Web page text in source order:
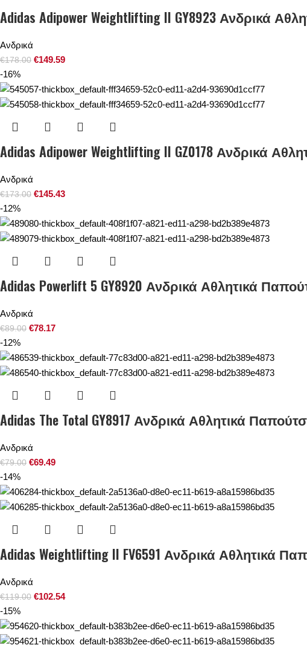
Adidas Adipower Weightlifting II GY8923 Ανδρικά
Ανδρικά
€178.00 €149.59
-16%
Adidas Adipower Weightlifting II GZ0178 Ανδρικά
Ανδρικά
€173.00 €145.43
-12%
Adidas Powerlift 5 GY8920 Ανδρικά Αθλητικά
Ανδρικά
€89.00 €78.17
-12%
Adidas The Total GY8917 Ανδρικά Αθλητικά
Ανδρικά
€79.00 €69.49
-14%
Adidas Weightlifting II FV6591 Ανδρικά Αθλητικά
Ανδρικά
€119.00 €102.54
-15%